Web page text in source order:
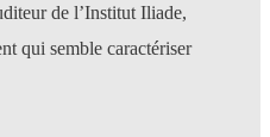
de l’Institut Iliade,
qui semble caractériser